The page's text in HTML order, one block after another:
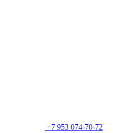
+7 953 074-70-72